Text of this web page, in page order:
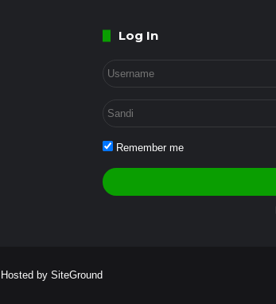
Log In
Remember me
by SiteGround